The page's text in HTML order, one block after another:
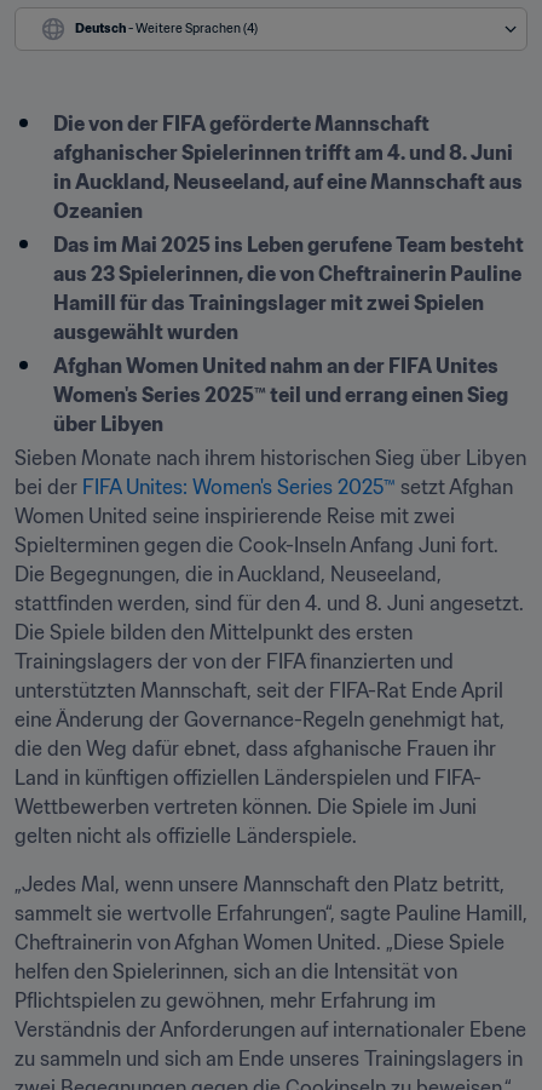
Deutsch - Weitere Sprachen (4)
Die von der FIFA geförderte Mannschaft
afghanischer Spielerinnen trifft am 4. und 8. Juni
in Auckland, Neuseeland, auf eine Mannschaft aus
Ozeanien
Das im Mai 2025 ins Leben gerufene Team besteht
aus 23 Spielerinnen, die von Cheftrainerin Pauline
Hamill für das Trainingslager mit zwei Spielen
ausgewählt wurden
Afghan Women United nahm an der FIFA Unites
Women's Series 2025™ teil und errang einen Sieg
über Libyen
Sieben Monate nach ihrem historischen Sieg über Libyen
bei der FIFA Unites: Women's Series 2025™ setzt Afghan
Women United seine inspirierende Reise mit zwei
Spielterminen gegen die Cook-Inseln Anfang Juni fort.
Die Begegnungen, die in Auckland, Neuseeland,
stattfinden werden, sind für den 4. und 8. Juni angesetzt.
Die Spiele bilden den Mittelpunkt des ersten
Trainingslagers der von der FIFA finanzierten und
unterstützten Mannschaft, seit der FIFA-Rat Ende April
eine Änderung der Governance-Regeln genehmigt hat,
die den Weg dafür ebnet, dass afghanische Frauen ihr
Land in künftigen offiziellen Länderspielen und FIFA-
Wettbewerben vertreten können. Die Spiele im Juni
gelten nicht als offizielle Länderspiele.
„Jedes Mal, wenn unsere Mannschaft den Platz betritt,
sammelt sie wertvolle Erfahrungen“, sagte Pauline Hamill,
Cheftrainerin von Afghan Women United. „Diese Spiele
helfen den Spielerinnen, sich an die Intensität von
Pflichtspielen zu gewöhnen, mehr Erfahrung im
Verständnis der Anforderungen auf internationaler Ebene
zu sammeln und sich am Ende unseres Trainingslagers in